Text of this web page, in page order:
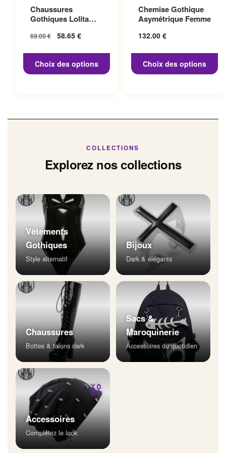
Chaussures
Gothiques Lolita
69.00€
Le prix initial
58.65 €
58.65 €.
Choix des options
variations. Les options
peuvent être choisies sur la
page du produit
Chemise Gothique
Asymétrique Femme
132.00 €
Choix des options
variations. Les options
peuvent être choisies sur la
page du produit
COLLECTIONS
Explorez nos collections
Vêtements
Gothiques
Style alternatif
Bijoux
Dark & élégants
Chaussures
Bottes & talons dark
Sacs &
Maroquinerie
Accessoires du quotidien
⛓
Accessoires
Complétez le look